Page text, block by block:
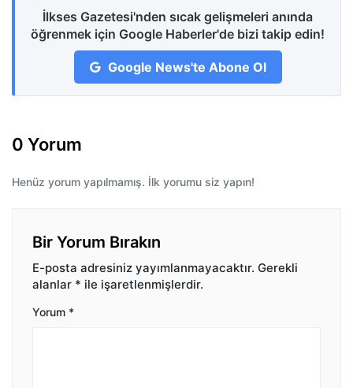
İlkses Gazetesi'nden sıcak gelişmeleri anında
öğrenmek için Google Haberler'de bizi takip edin!
Google News'te Abone Ol
0 Yorum
Henüz yorum yapılmamış. İlk yorumu siz yapın!
Bir Yorum Bırakın
E-posta adresiniz yayımlanmayacaktır. Gerekli
alanlar * ile işaretlenmişlerdir.
Yorum *